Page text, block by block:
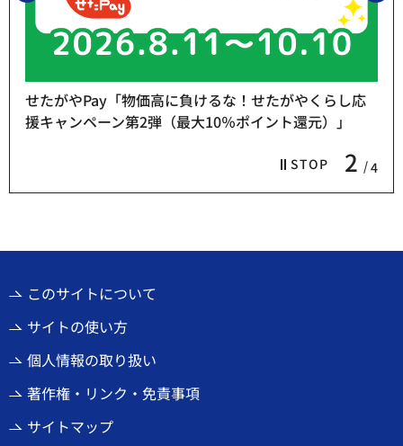
STOP 2 4
せたがやPay「物価高に負けるな！せたがやくらし応
援キャンペーン第2弾（最大10％ポイント還元）」
このサイトについて
サイトの使い方
個人情報の取り扱い
著作権・リンク・免責事項
サイトマップ